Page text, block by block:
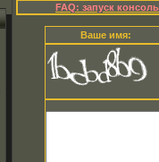
FAQ: запуск
Ваше имя: